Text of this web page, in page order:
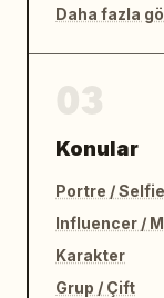
Daha fazla
Konular
Portre / Selfie
Influencer /
Karakter
Grup / Çift